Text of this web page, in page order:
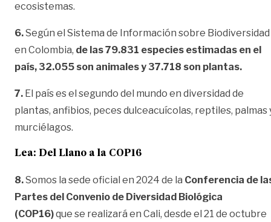
ecosistemas.
6.Según el Sistema de Información sobre Biodiversidad
en Colombia, de las 79.831 especies estimadas en el
país, 32.055 son animales y 37.718 son plantas.
7. El país es el segundo del mundo en diversidad de
plantas, anfibios, peces dulceacuícolas, reptiles, palmas
murciélagos.
Lea: Del Llano a la COP16
8.Somos la sede oficial en 2024 de la Conferencia de
Partes del Convenio de Diversidad Biológica
(COP16)que se realizará en Cali, desde el 21 de octubre